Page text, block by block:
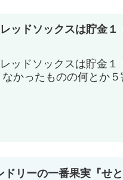
ッドソックスは貯金
ッドソックスは貯金１
なかったものの何とか
ドリーの一番果実『せ